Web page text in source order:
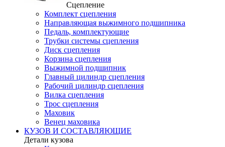
Сцепление
Комплект сцепления
Направляющая выжимного подшипника
Педаль, комплектующие
Трубки системы сцепления
Диск сцепления
Корзина сцепления
Выжимной подшипник
Главный цилиндр сцепления
Рабочий цилиндр сцепления
Вилка сцепления
Трос сцепления
Маховик
Венец маховика
КУЗОВ И СОСТАВЛЯЮЩИЕ
Детали кузова